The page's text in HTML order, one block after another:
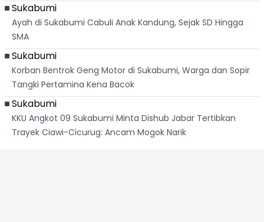
Sukabumi
Ayah di Sukabumi Cabuli Anak Kandung, Sejak SD Hingga
SMA
Sukabumi
Korban Bentrok Geng Motor di Sukabumi, Warga dan Sopir
Tangki Pertamina Kena Bacok
Sukabumi
KKU Angkot 09 Sukabumi Minta Dishub Jabar Tertibkan
Trayek Ciawi-Cicurug: Ancam Mogok Narik